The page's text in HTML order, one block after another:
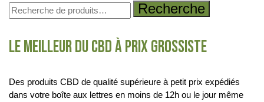
Recherche
Le meilleur du CBD à prix grossiste
Des produits CBD de qualité supérieure à petit prix expédiés
dans votre boîte aux lettres en moins de 12h ou le jour même